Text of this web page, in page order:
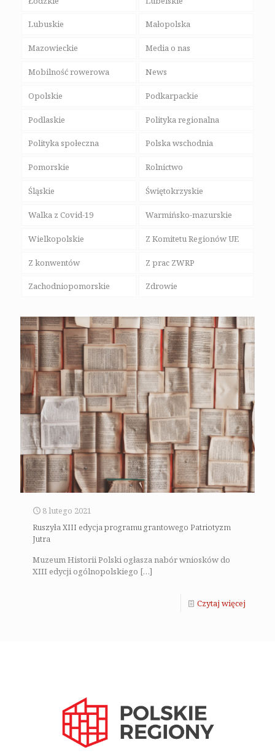
Lubuskie Małopolska
Mazowieckie Media o nas
Mobilność rowerowa News
Opolskie Podkarpackie
Podlaskie Polityka regionalna
Polityka społeczna Polska wschodnia
Pomorskie Rolnictwo
Śląskie Świętokrzyskie
Walka z Covid-19 Warmińsko-mazurskie
Wielkopolskie Z Komitetu Regionów UE
Z konwentów Z prac ZWRP
Zachodniopomorskie Zdrowie
8 lutego 2021
Ruszyła XIII edycja programu grantowego Patriotyzm
Jutra
Muzeum Historii Polski ogłasza nabór wniosków do
XIII edycji ogólnopolskiego […]
Czytaj więcej